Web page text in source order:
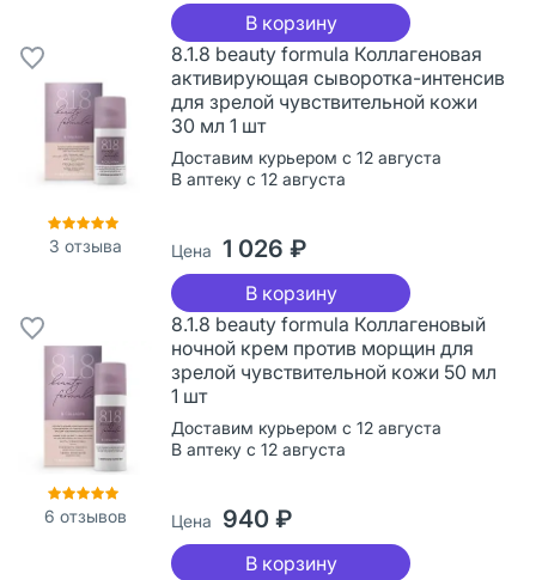
В корзину
3 отзыва
8.1.8 beauty formula Коллагеновая
активирующая сыворотка-интенсив
для зрелой чувствительной кожи
30 мл 1 шт
Доставим курьером с 12 августа
В аптеку с 12 августа
Цена 1 026 ₽
В корзину
6 отзывов
8.1.8 beauty formula Коллагеновый
ночной крем против морщин для
зрелой чувствительной кожи 50 мл
1 шт
Доставим курьером с 12 августа
В аптеку с 12 августа
Цена 940 ₽
В корзину